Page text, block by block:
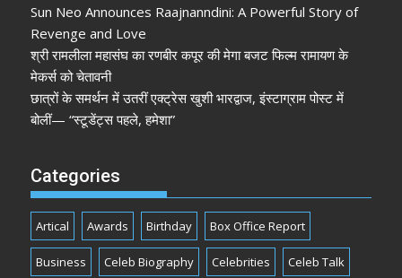
Sun Neo Announces Raajnanndini: A Powerful Story of
Revenge and Love
श्री रामलीला महासंघ का रणबीर कपूर की मेगा बजट फिल्म रामायण के
मेकर्स को चेतावनी
छात्रों के समर्थन में उतरीं एक्ट्रेस खुशी भारद्वाज, इंस्टाग्राम पोस्ट में
बोलीं— “स्टूडेंट्स पहले, हमेशा”
Categories
Artical Awards Birthday Box Office Report
Business Celeb Biography Celebrities Celeb Talk